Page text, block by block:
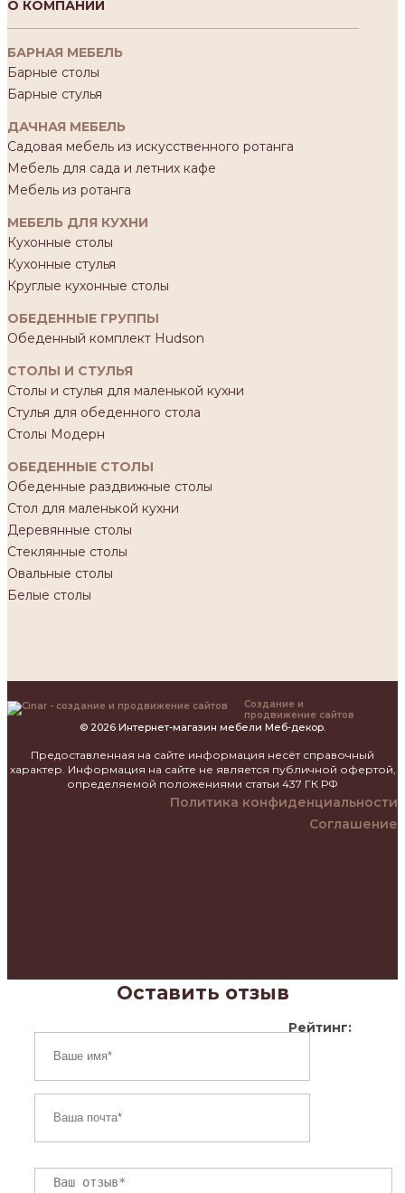
О КОМПАНИИ
БАРНАЯ МЕБЕЛЬ
Барные столы
Барные стулья
ДАЧНАЯ МЕБЕЛЬ
Садовая мебель из искусственного ротанга
Мебель для сада и летних кафе
Мебель из ротанга
МЕБЕЛЬ ДЛЯ КУХНИ
Кухонные столы
Кухонные стулья
Круглые кухонные столы
ОБЕДЕННЫЕ ГРУППЫ
Обеденный комплект Hudson
СТОЛЫ И СТУЛЬЯ
Столы и стулья для маленькой кухни
Стулья для обеденного стола
Столы Модерн
ОБЕДЕННЫЕ СТОЛЫ
Обеденные раздвижные столы
Стол для маленькой кухни
Деревянные столы
Стеклянные столы
Овальные столы
Белые столы
Создание и
продвижение сайтов
© 2026 Интернет-магазин мебели Меб-декор.
Предоставленная на сайте информация несёт справочный
характер. Информация на сайте не является публичной офертой,
определяемой положениями статьи 437 ГК РФ
Политика конфиденциальности
Соглашение
Оставить отзыв
Рейтинг: